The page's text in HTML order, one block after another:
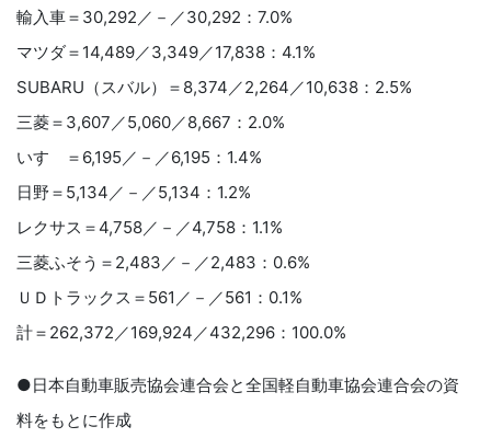
輸入車＝30,292／－／30,292：7.0%
マツダ＝14,489／3,349／17,838：4.1%
SUBARU（スバル）＝8,374／2,264／10,638：2.5%
三菱＝3,607／5,060／8,667：2.0%
いすゞ＝6,195／－／6,195：1.4%
日野＝5,134／－／5,134：1.2%
レクサス＝4,758／－／4,758：1.1%
三菱ふそう＝2,483／－／2,483：0.6%
ＵＤトラックス＝561／－／561：0.1%
計＝262,372／169,924／432,296：100.0%
●日本自動車販売協会連合会と全国軽自動車協会連合会の資
料をもとに作成